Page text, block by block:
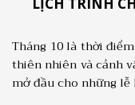
Tháng 10 là thời
thiên nhiên và cảnh
mở đầu cho những lễ